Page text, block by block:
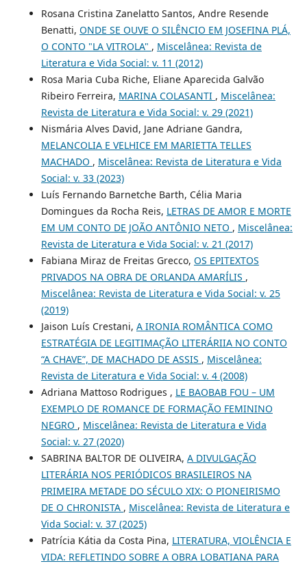
Rosana Cristina Zanelatto Santos, Andre Resende
Benatti, ONDE SE OUVE O SILÊNCIO EM JOSEFINA PLÁ,
O CONTO "LA VITROLA" , Miscelânea: Revista de
Literatura e Vida Social: v. 11 (2012)
Rosa Maria Cuba Riche, Eliane Aparecida Galvão
Ribeiro Ferreira, MARINA COLASANTI , Miscelânea:
Revista de Literatura e Vida Social: v. 29 (2021)
Nismária Alves David, Jane Adriane Gandra,
MELANCOLIA E VELHICE EM MARIETTA TELLES
MACHADO , Miscelânea: Revista de Literatura e Vida
Social: v. 33 (2023)
Luís Fernando Barnetche Barth, Célia Maria
Domingues da Rocha Reis, LETRAS DE AMOR E MORTE
EM UM CONTO DE JOÃO ANTÔNIO NETO , Miscelânea:
Revista de Literatura e Vida Social: v. 21 (2017)
Fabiana Miraz de Freitas Grecco, OS EPITEXTOS
PRIVADOS NA OBRA DE ORLANDA AMARÍLIS ,
Miscelânea: Revista de Literatura e Vida Social: v. 25
(2019)
Jaison Luís Crestani, A IRONIA ROMÂNTICA COMO
ESTRATÉGIA DE LEGITIMAÇÃO LITERÁRIIA NO CONTO
“A CHAVE”, DE MACHADO DE ASSIS , Miscelânea:
Revista de Literatura e Vida Social: v. 4 (2008)
Adriana Mattoso Rodrigues , LE BAOBAB FOU – UM
EXEMPLO DE ROMANCE DE FORMAÇÃO FEMININO
NEGRO , Miscelânea: Revista de Literatura e Vida
Social: v. 27 (2020)
SABRINA BALTOR DE OLIVEIRA, A DIVULGAÇÃO
LITERÁRIA NOS PERIÓDICOS BRASILEIROS NA
PRIMEIRA METADE DO SÉCULO XIX: O PIONEIRISMO
DE O CHRONISTA , Miscelânea: Revista de Literatura e
Vida Social: v. 37 (2025)
Patrícia Kátia da Costa Pina, LITERATURA, VIOLÊNCIA E
VIDA: REFLETINDO SOBRE A OBRA LOBATIANA PARA